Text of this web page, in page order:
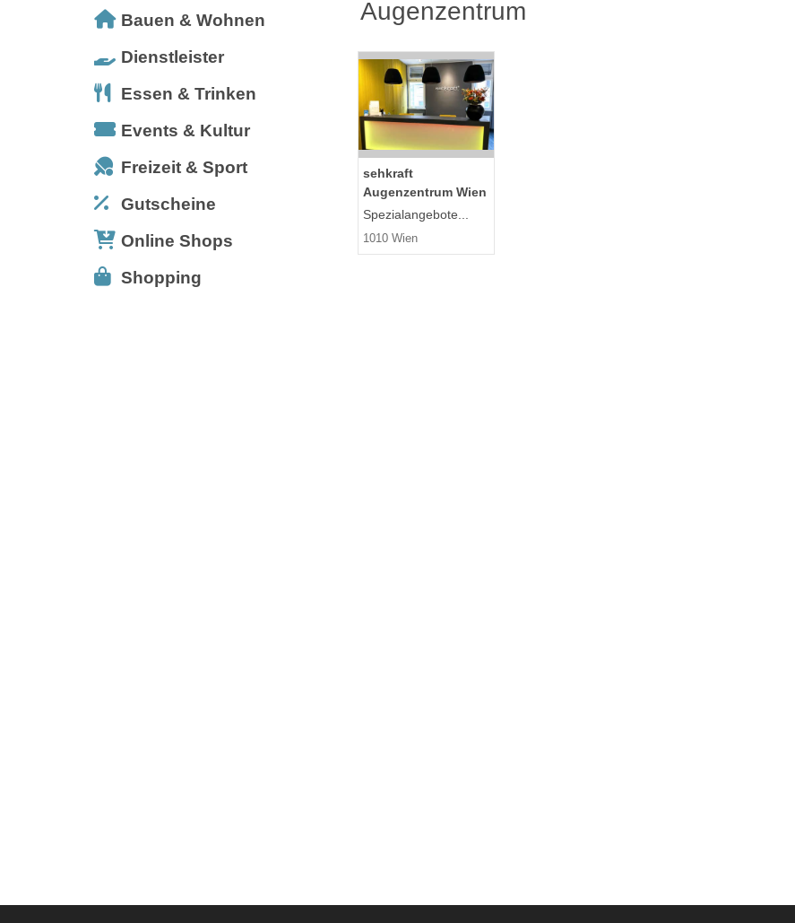
Bauen & Wohnen
Dienstleister
Essen & Trinken
Events & Kultur
Freizeit & Sport
Gutscheine
Online Shops
Shopping
Augenzentrum
sehkraft
Augenzentrum Wien
Spezialangebote...
1010 Wien